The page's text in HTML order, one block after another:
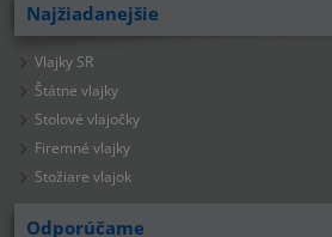
Najžiadanejšie
Vlajky SR
Štátne vlajky
Stolové vlajočky
Firemné vlajky
Stožiare vlajok
Odporúčame